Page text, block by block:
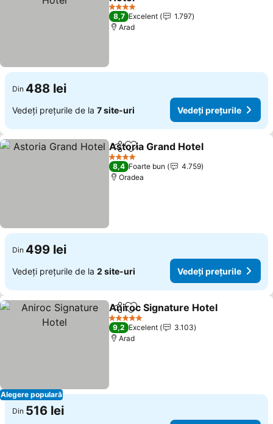
Vedeți prețurile
4 Stele
8,7 Excelent
1.797
Arad
Din 488 lei
Vedeți prețurile de la 7 site-uri Vedeți prețurile
DistribuițiAdăugaţi la favorite
Astoria Grand Hotel
4 Stele
8,4 Foarte bun
4.759
Oradea
Din 499 lei
Vedeți prețurile de la 2 site-uri Vedeți prețurile
Alegere populară
DistribuițiAdăugaţi la favorite
Aniroc Signature Hotel
5 Stele
9,2 Excelent
3.103
Arad
Din 516 lei